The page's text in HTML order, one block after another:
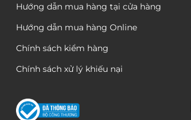
Hướng dẫn mua hàng tại cửa hàng
Hướng dẫn mua hàng Online
Chính sách kiểm hàng
Chính sách xử lý khiếu nại